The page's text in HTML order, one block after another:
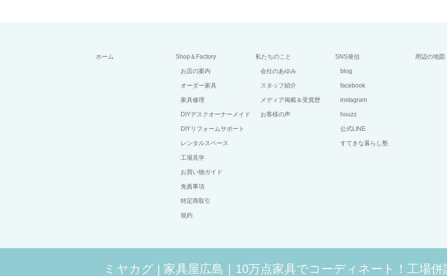
ホーム Shop＆Factory
お店の案内
オーダー家具
家具修理
DIYデスクオーナーメイド
DIYリフォームサポート
レンタルスペース
工場見学
お買い物ガイド
免責事項
特定商取引
規約
私たちのこと
会社のあゆみ
スタッフ紹介
メディア掲載＆受賞歴
お客様の声
SNS発信
blog
facebook
instagram
houzz
公式LINE
すてきな暮らし塾
周辺の地図
ミヤカグ | 家具屋広島｜10万点家具でコーディネート！工場